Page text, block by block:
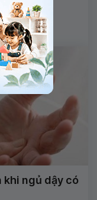
khi ngủ dậy có